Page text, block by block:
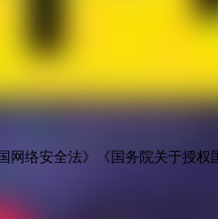
络安全法》《国务院关于授权